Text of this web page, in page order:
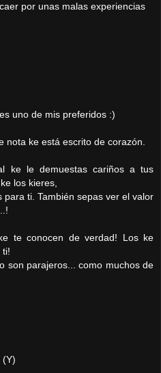
por unas malas experiencias
uno de mis preferidos :)
nota ke está escrito de corazón.
ke le demuestas cariños a tus
los kieres,
para ti. También sepas ver el valor
te conocen de verdad! Los ke
ti!
son parajeros... como muchos de
(Y)